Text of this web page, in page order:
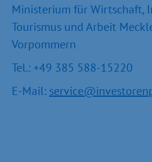
Ministerium für Wirtschaft,
Tourismus und Arbeit
Vorpommern
Tel.: +49 385 588-15220
E-Mail: